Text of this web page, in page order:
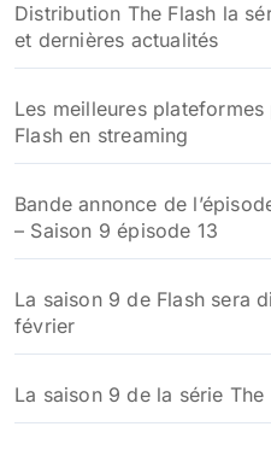
Distribution The Flash la
et dernières actualités
Les meilleures
Flash en streaming
Bande annonce de
– Saison 9 épisode 13
La saison 9 de Flash sera
février
La saison 9 de la série